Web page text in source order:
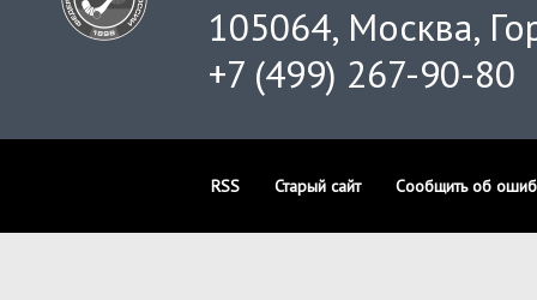
105064, Москва,
+7 (499) 267-90-80
RSS Старый сайт Сообщить об